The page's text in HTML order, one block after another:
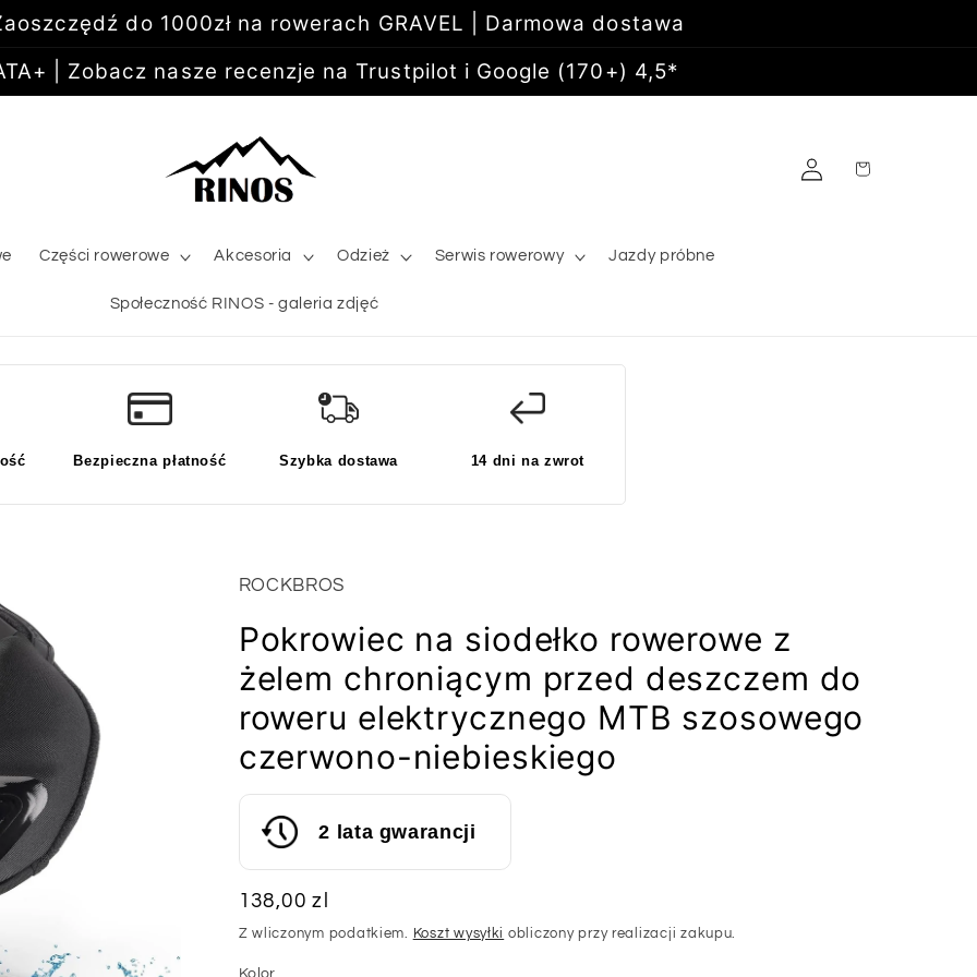
do 1000zł na rowerach GRAVEL | Darmowa dostawa
| Zobacz nasze recenzje na Trustpilot i Google (170+) 4,5*
Części rowerowe Akcesoria Odzież Serwis rowerowy Jazdy próbne
Społeczność RINOS - galeria zdjęć
Zaloguj
się
Koszyk
Bezpieczna płatność Szybka dostawa 14 dni na zwrot
ROCKBROS
Pokrowiec na siodełko rowerowe z
żelem chroniącym przed deszczem do
roweru elektrycznego MTB szosowego
czerwono-niebieskiego
2 lata gwarancji
Cena
regularna
138,00 zl
Z wliczonym podatkiem. Koszt wysyłki obliczony przy realizacji zakupu.
Kolor